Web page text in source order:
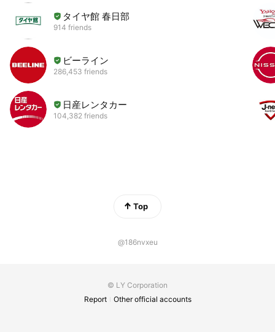
タイヤ館 春日部
914 friends
ビーライン
286,453 friends
日産レンタカー
104,382 friends
Top
@186nvxeu
© LY Corporation
Report
Other official accounts